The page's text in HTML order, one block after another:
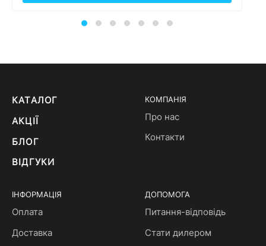
КАТАЛОГ
АКЦІЇ
БЛОГ
ВІДГУКИ
КОМПАНІЯ
Про нас
Контакти
ІНФОРМАЦІЯ
Оплата
Доставка
ДОПОМОГА
Питання-відповідь
Стати дилером